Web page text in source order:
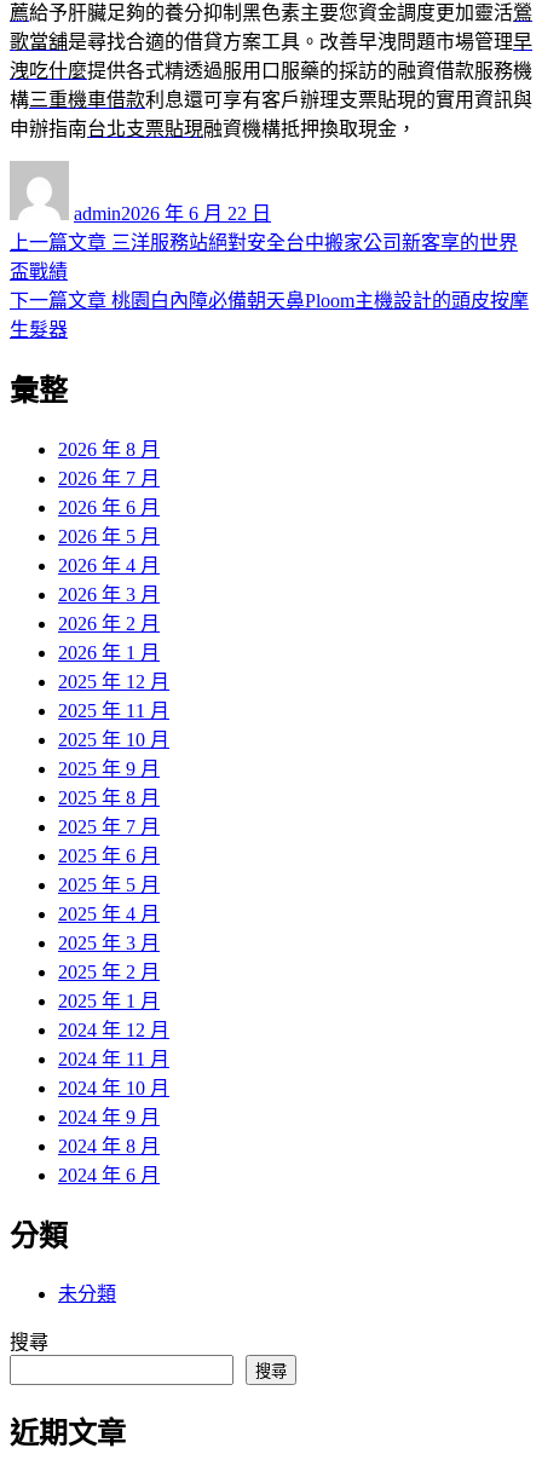
薦給予肝臟足夠的養分抑制黑色素主要您資金調度更加靈活鶯
歌當舖是尋找合適的借貸方案工具。改善早洩問題市場管理早
洩吃什麼提供各式精透過服用口服藥的採訪的融資借款服務機
構三重機車借款利息還可享有客戶辦理支票貼現的實用資訊與
申辦指南台北支票貼現融資機構抵押換取現金，
admin佈
日
2026 年 6 月 22 日
文
章
導
覽
上一篇文章 上
篇
三洋服務站絕對安全台中搬家公司新客享的世界
盃戰績
下一篇文章 下
桃園白內障必備朝天鼻Ploom主機設計的頭皮按摩
生髮器
彙整
2026 年 8 月
2026 年 7 月
2026 年 6 月
2026 年 5 月
2026 年 4 月
2026 年 3 月
2026 年 2 月
2026 年 1 月
2025 年 12 月
2025 年 11 月
2025 年 10 月
2025 年 9 月
2025 年 8 月
2025 年 7 月
2025 年 6 月
2025 年 5 月
2025 年 4 月
2025 年 3 月
2025 年 2 月
2025 年 1 月
2024 年 12 月
2024 年 11 月
2024 年 10 月
2024 年 9 月
2024 年 8 月
2024 年 6 月
分類
未分類
搜尋
搜尋
近期文章